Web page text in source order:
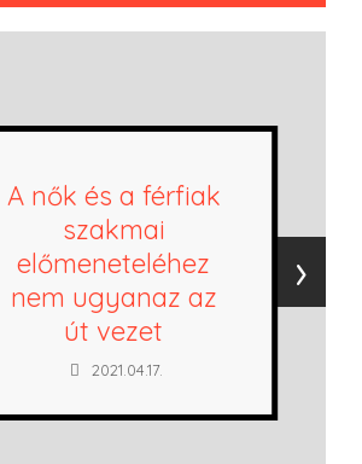
A nők és a férfiak
szakmai
előmeneteléhez
nem ugyanaz az
út vezet
2021.04.17.
›